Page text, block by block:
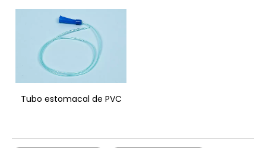
Tubo estomacal de PVC